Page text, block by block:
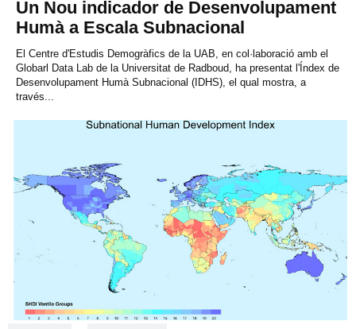
Un Nou indicador de Desenvolupament
Humà a Escala Subnacional
El Centre d'Estudis Demogràfics de la UAB, en col·laboració amb el
Globarl Data Lab de la Universitat de Radboud, ha presentat l'Índex de
Desenvolupament Humà Subnacional (IDHS), el qual mostra, a
través...